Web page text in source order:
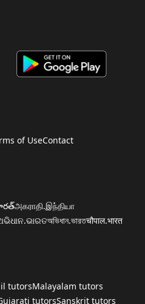
of UseContact
அகராதி.இந்தியா
অভিধান.ভারতचौपाल.भारत
tutorsMalayalam tutors
tutorsSanskrit tutors